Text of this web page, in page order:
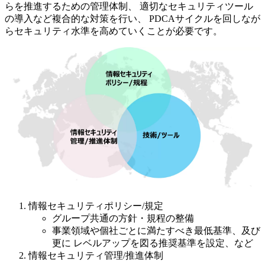
らを推進するための管理体制、 適切なセキュリティツール
の導入など複合的な対策を行い、 PDCAサイクルを回しなが
らセキュリティ水準を高めていくことが必要です。
情報セキュリティポリシー/規定
グループ共通の方針・規程の整備
事業領域や個社ごとに満たすべき最低基準、及び
更に レベルアップを図る推奨基準を設定、など
情報セキュリティ管理/推進体制